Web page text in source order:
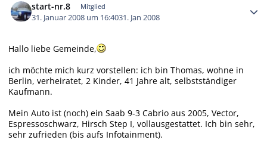
start-nr.8 Mitglied
31. Januar 2008 um 16:4031. Jan 2008
Hallo liebe Gemeinde,
ich möchte mich kurz vorstellen: ich bin Thomas, wohne in
Berlin, verheiratet, 2 Kinder, 41 Jahre alt, selbstständiger
Kaufmann.
Mein Auto ist (noch) ein Saab 9-3 Cabrio aus 2005, Vector,
Espressoschwarz, Hirsch Step I, vollausgestattet. Ich bin sehr,
sehr zufrieden (bis aufs Infotainment).